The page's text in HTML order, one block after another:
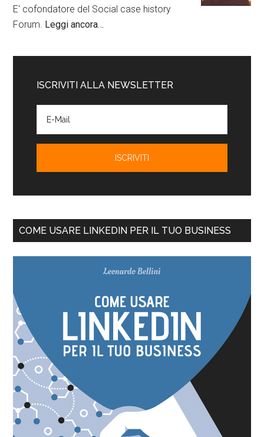
E' cofondatore del Social case history
Forum. Leggi ancora…
ISCRIVITI ALLA NEWSLETTER
COME USARE LINKEDIN PER IL TUO BUSINESS